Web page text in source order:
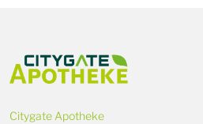
Citygate Apotheke